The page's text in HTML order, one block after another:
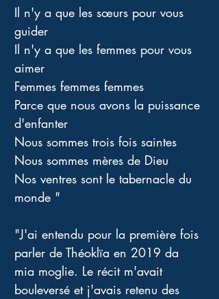
Il n'y a que les sœurs pour vous
guider
Il n'y a que les femmes pour vous
aimer
Femmes femmes femmes
Parce que nous avons la puissance
d'enfanter
Nous sommes trois fois saintes
Nous sommes mères de Dieu
Nos ventres sont le tabernacle du
monde "
"J'ai entendu pour la première fois
parler de Théoklïa en 2019 da
mia moglie. Le récit m'avait
bouleversé et j'avais retenu des